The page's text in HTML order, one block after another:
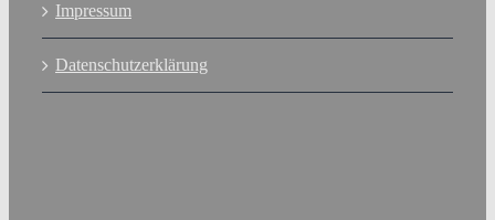
Impressum
Datenschutzerklärung